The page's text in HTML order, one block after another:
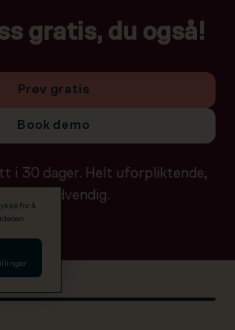
gratis, du også!
Prøv gratis
Book demo
i 30 dager. Helt uforpliktende,
nødvendig.
for å